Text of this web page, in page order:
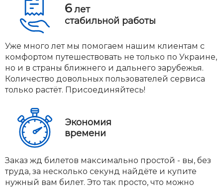
6лет
стабильной работы
Уже много лет мы помогаем нашим клиентам с
комфортом путешествовать не только по Украине,
но и в страны ближнего и дальнего зарубежья.
Количество довольных пользователей сервиса
только растёт. Присоединяйтесь!
Экономия
времени
Заказ жд билетов максимально простой - вы, без
труда, за несколько секунд найдёте и купите
нужный вам билет. Это так просто, что можно